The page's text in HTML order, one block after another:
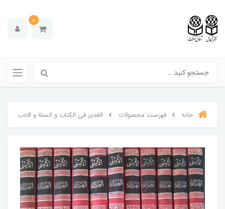
0
خانه فهرست محصولات الغدیر فی الکتاب و السنة و الادب